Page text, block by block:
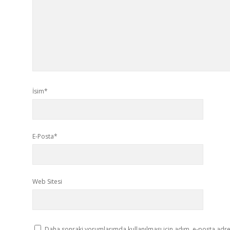
İsim*
E-Posta*
Web Sitesi